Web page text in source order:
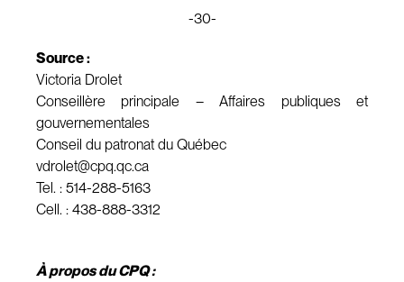
-30-
Source :
Victoria Drolet
Conseillère principale – Affaires publiques et
gouvernementales
Conseil du patronat du Québec
vdrolet@cpq.qc.ca
Tel. : 514-288-5163
Cell. : 438-888-3312
À propos du CPQ :